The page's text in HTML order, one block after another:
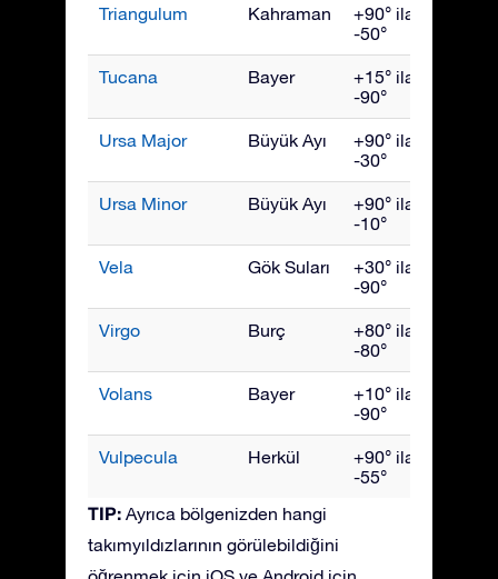
Triangulum Kahraman
+90° ila
-50°
Tucana Bayer
+15° ila
-90°
Ursa Major Büyük Ayı
+90° ila
-30°
Ursa Minor Büyük Ayı
+90° ila
-10°
Vela Gök Suları
+30° ila
-90°
Virgo Burç
+80° ila
-80°
Volans Bayer
+10° ila
-90°
Vulpecula Herkül
+90° ila
-55°
TIP: Ayrıca bölgenizden hangi
takımyıldızlarının görülebildiğini